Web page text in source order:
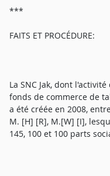
***
FAITS ET PROCÉDURE:
La SNC Jak, dont
fonds de commerce de
a été créée en 2008,
M. [H] [R], M.[W] [I],
145, 100 et 100 parts